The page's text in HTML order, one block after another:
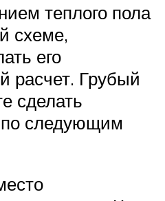
теплого пола
схеме,
его
расчет. Грубый
сделать
по следующим